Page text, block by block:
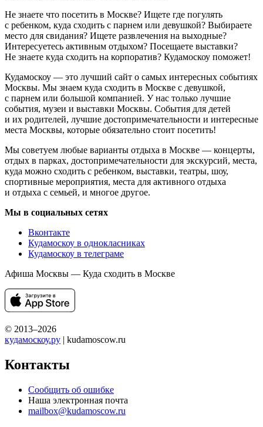
Не знаете что посетить в Москве? Ищете где погулять
с ребенком, куда сходить с парнем или девушкой? Выбираете
место для свидания? Ищете развлечения на выходные?
Интересуетесь активным отдыхом? Посещаете выставки?
Не знаете куда сходить на корпоратив? Кудамоскоу поможет!
Кудамоскоу — это лучший сайт о самых интересных событиях
Москвы. Мы знаем куда сходить в Москве с девушкой,
с парнем или большой компанией. У нас только лучшие
события, музеи и выставки Москвы. События для детей
и их родителей, лучшие достопримечательности и интересные
места Москвы, которые обязательно стоит посетить!
Мы советуем любые варианты отдыха в Москве — концерты,
отдых в парках, достопримечательности для экскурсий, места,
куда можно сходить с ребенком, выставки, театры, шоу,
спортивные мероприятия, места для активного отдыха
и отдыха с семьей, и многое другое.
Мы в социальных сетях
Вконтакте
Кудамоскоу в однокласниках
Кудамоскоу в телеграме
Афиша Москвы — Куда сходить в Москве
© 2013–2026
кудамоскоу.ру | kudamoscow.ru
Контакты
Сообщить об ошибке
Наша электронная почта
mailbox@kudamoscow.ru